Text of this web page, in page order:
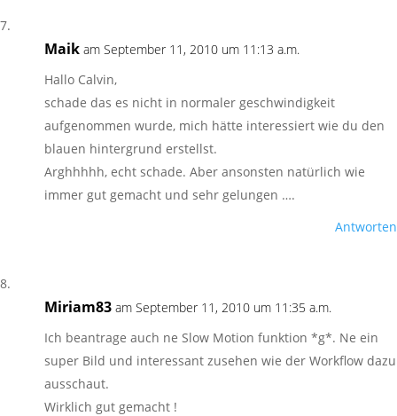
Maik am September 11, 2010 um 11:13 a.m.
Hallo Calvin,
schade das es nicht in normaler geschwindigkeit
aufgenommen wurde, mich hätte interessiert wie du den
blauen hintergrund erstellst.
Arghhhhh, echt schade. Aber ansonsten natürlich wie
immer gut gemacht und sehr gelungen ….
Antworten
Miriam83 am September 11, 2010 um 11:35 a.m.
Ich beantrage auch ne Slow Motion funktion *g*. Ne ein
super Bild und interessant zusehen wie der Workflow dazu
ausschaut.
Wirklich gut gemacht !